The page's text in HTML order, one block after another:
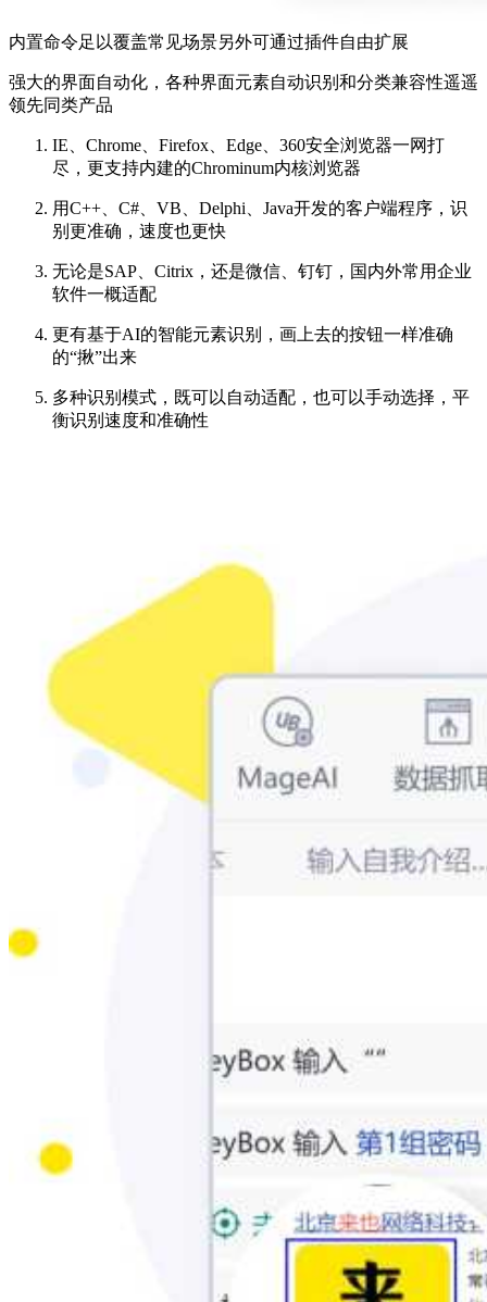
内置命令足以覆盖常见场景另外可通过插件自由扩展
强大的界面自动化，各种界面元素自动识别和分类兼容性遥遥
领先同类产品
IE、Chrome、Firefox、Edge、360安全浏览器一网打
尽，更支持内建的Chrominum内核浏览器
用C++、C#、VB、Delphi、Java开发的客户端程序，识
别更准确，速度也更快
无论是SAP、Citrix，还是微信、钉钉，国内外常用企业
软件一概适配
更有基于AI的智能元素识别，画上去的按钮一样准确
的“揪”出来
多种识别模式，既可以自动适配，也可以手动选择，平
衡识别速度和准确性